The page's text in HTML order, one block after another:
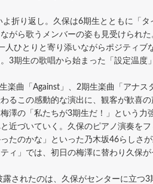
よ折り返し。久保は6期生とともに「
がら歌うメンバーの姿も見受けられ
人ひとりと寄り添いながらポジティブ
3期生の歌唱から始まった「設定温度
楽曲「Against」、2期生楽曲「アナ
るこの感動的な演出に、観客が歓喜
澤の「私たちが3期生だ！」という
近づいていく。久保のピアノ演奏を
たのかな」といった乃木坂46らしさ
ティ」では、初日の梅澤に替わり久保
露されたのは、久保がセンターに立つ